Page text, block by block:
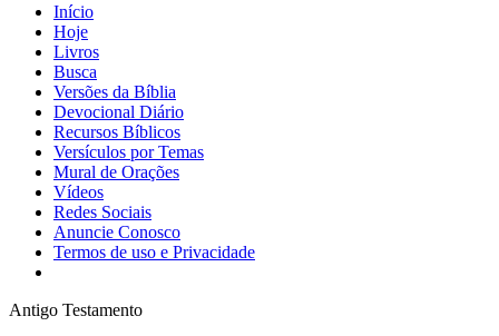
Início
Hoje
Livros
Busca
Versões da Bíblia
Devocional Diário
Recursos Bíblicos
Versículos por Temas
Mural de Orações
Vídeos
Redes Sociais
Anuncie Conosco
Termos de uso e Privacidade
Antigo Testamento